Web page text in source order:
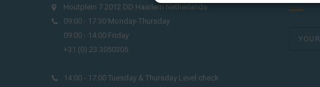
Houtplein 7 2012 DD Haarlem Netherlands
09:00 - 17:30 Monday-Thursday
09:00 - 14:00 Friday
+31 (0) 23 3050305
14:00 - 17:00 Tuesday & Thursday Level check